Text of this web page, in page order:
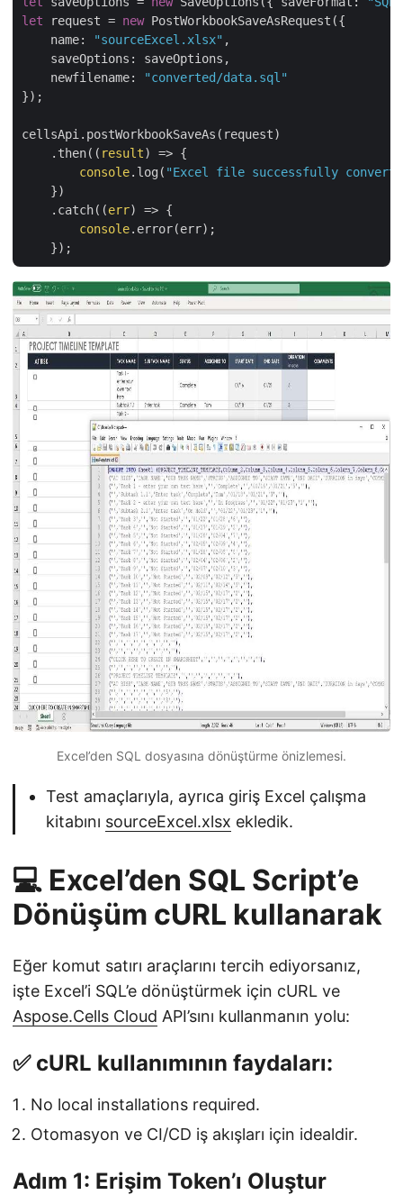
let request = new PostWorkbookSaveAsRequest({
name: "sourceExcel.xlsx" ,
saveOptions : saveOptions,
newfilename:
"converted/data.sql"
});
cellsApi.postWorkbookSaveAs(request)
    .then(
( result) => {
console.log( "Excel file successfully
    })
    .catch(
(err) => {
console.error(err);
Excel’den SQL dosyasına dönüştürme önizlemesi.
Test amaçlarıyla, ayrıca giriş Excel çalışma
kitabını sourceExcel.xlsx ekledik.
💻 Excel’den SQL Script’e
Dönüşüm cURL kullanarak
Eğer komut satırı araçlarını tercih ediyorsanız,
işte Excel’i SQL’e dönüştürmek için cURL ve
Aspose.Cells Cloud API’sını kullanmanın yolu:
✅ cURL kullanımının faydaları:
No local installations required.
Otomasyon ve CI/CD iş akışları için idealdir.
Adım 1: Erişim Token’ı Oluştur